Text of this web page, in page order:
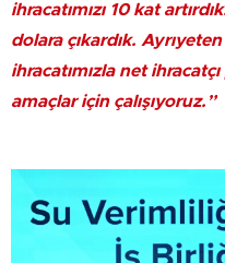
ihracatımızı 10 kat
dolara çıkardık.
ihracatımızla net
amaçlar için çalışıyoruz.”